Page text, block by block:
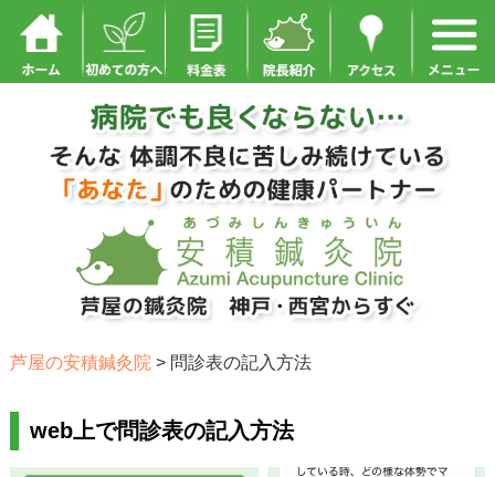
芦屋の安積鍼灸院 > 問診表の記入方法
web上で問診表の記入方法